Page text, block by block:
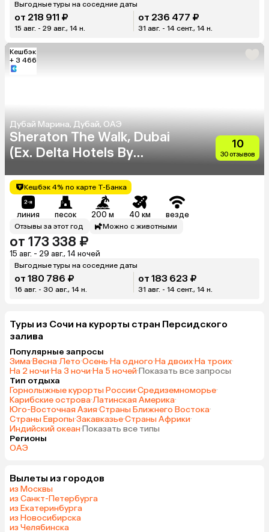
Выгодные туры на соседние даты
от 218 911 ₽
15 авг. - 29 авг., 14 н.
от 236 477 ₽
31 авг. - 14 сент., 14 н.
Кешбэк
+ 3 466
Дубай Марина, Дубай, ОАЭ
Sheraton The Walk, Dubai
(Ex. Delta Hotels By
10
30 отзывов
Кешбэк 4% по карте Т-Банка
линия песок 200 м 40 км везде
Отзывы за этот год Можно с животными
от 173 338 ₽
15 авг. - 29 авг., 14 ночей
Выгодные туры на соседние даты
от 180 786 ₽
16 авг. - 30 авг., 14 н.
от 183 623 ₽
31 авг. - 14 сент., 14 н.
Туры из Сочи на курорты стран Персидского
залива
Популярные запросы
Зима·Весна·Лето·Осень·На одного·На двоих·На троих·
На 2 ночи·На 3 ночи·На 5 ночей·Показать все запросы
Тип отдыха
Горнолыжные курорты России·Средиземноморье·
Карибские острова·Латинская Америка·
Юго-Восточная Азия·Страны Ближнего Востока·
Страны Европы·Закавказье·Страны Африки·
Индийский океан·Показать все типы
Регионы
ОАЭ
Вылеты из городов
из Москвы
из Санкт-Петербурга
из Екатеринбурга
из Новосибирска
из Челябинска